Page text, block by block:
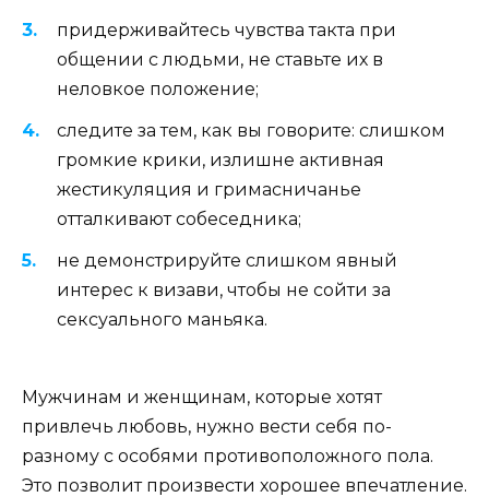
придерживайтесь чувства такта при
общении с людьми, не ставьте их в
неловкое положение;
следите за тем, как вы говорите: слишком
громкие крики, излишне активная
жестикуляция и гримасничанье
отталкивают собеседника;
не демонстрируйте слишком явный
интерес к визави, чтобы не сойти за
сексуального маньяка.
Мужчинам и женщинам, которые хотят
привлечь любовь, нужно вести себя по-
разному с особями противоположного пола.
Это позволит произвести хорошее впечатление.